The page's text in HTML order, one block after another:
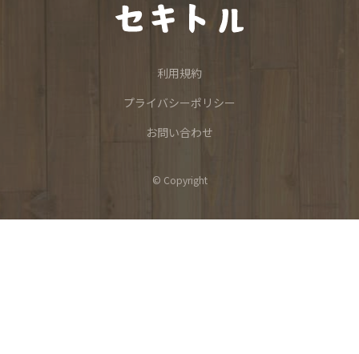
利用規約
プライバシーポリシー
お問い合わせ
© Copyright